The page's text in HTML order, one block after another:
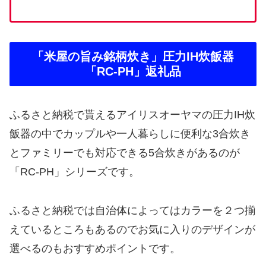
「米屋の旨み銘柄炊き」圧力IH炊飯器
「RC-PH」返礼品
ふるさと納税で貰えるアイリスオーヤマの圧力IH炊
飯器の中でカップルや一人暮らしに便利な3合炊き
とファミリーでも対応できる5合炊きがあるのが
「RC-PH」シリーズです。
ふるさと納税では自治体によってはカラーを２つ揃
えているところもあるのでお気に入りのデザインが
選べるのもおすすめポイントです。